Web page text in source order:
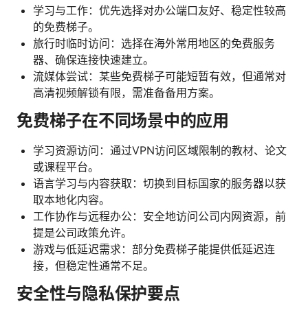
学习与工作：优先选择对办公端口友好、稳定性较高
的免费梯子。
旅行时临时访问：选择在海外常用地区的免费服务
器、确保连接快速建立。
流媒体尝试：某些免费梯子可能短暂有效，但通常对
高清视频解锁有限，需准备备用方案。
免费梯子在不同场景中的应用
学习资源访问：通过VPN访问区域限制的教材、论文
或课程平台。
语言学习与内容获取：切换到目标国家的服务器以获
取本地化内容。
工作协作与远程办公：安全地访问公司内网资源，前
提是公司政策允许。
游戏与低延迟需求：部分免费梯子能提供低延迟连
接，但稳定性通常不足。
安全性与隐私保护要点